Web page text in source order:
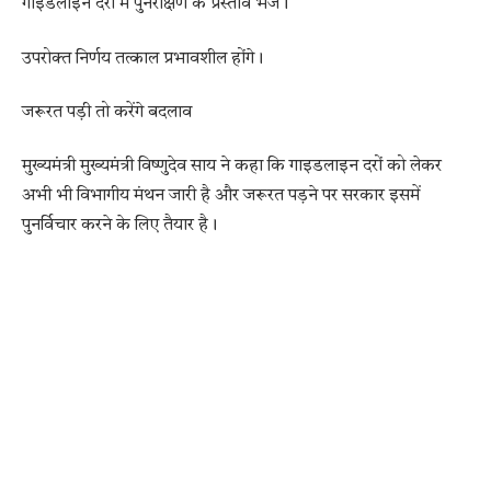
गाइडलाइन दरों में पुनरीक्षण के प्रस्ताव भेजें।
उपरोक्त निर्णय तत्काल प्रभावशील होंगे।
जरूरत पड़ी तो करेंगे बदलाव
मुख्यमंत्री मुख्यमंत्री विष्णुदेव साय ने कहा कि गाइडलाइन दरों को लेकर
अभी भी विभागीय मंथन जारी है और जरूरत पड़ने पर सरकार इसमें
पुनर्विचार करने के लिए तैयार है।